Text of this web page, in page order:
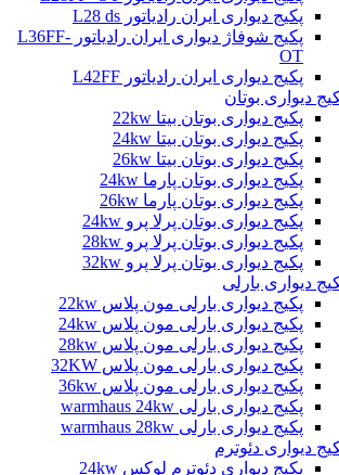
پکیج دیواری ایران رادیاتور L28 ds
پکیج شوفاژ دیواری ایران رادیاتور L36FF-
OT
پکیج دیواری ایران رادیاتور L42FF
دیواری بوتان
پکیج دیواری بوتان بیتا 22kw
پکیج دیواری بوتان بیتا 24kw
پکیج دیواری بوتان بیتا 26kw
پکیج دیواری بوتان پارما 24kw
پکیج دیواری بوتان پارما 26kw
پکیج دیواری بوتان پرلا پرو 24kw
پکیج دیواری بوتان پرلا پرو 28kw
پکیج دیواری بوتان پرلا پرو 32kw
دیواری بارلی
پکیج دیواری بارلی مون پلاس 22kw
پکیج دیواری بارلی مون پلاس 24kw
پکیج دیواری بارلی مون پلاس 28kw
پکیج دیواری بارلی مون پلاس 32KW
پکیج دیواری بارلی مون پلاس 36kw
پکیج دیواری بارلی warmhaus 24kw
پکیج دیواری بارلی warmhaus 28kw
دیواری دئوترم
پکیج دیواری دئوترم لوکس 24kw